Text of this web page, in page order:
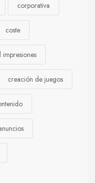
corporativa
coste
creación de juegos